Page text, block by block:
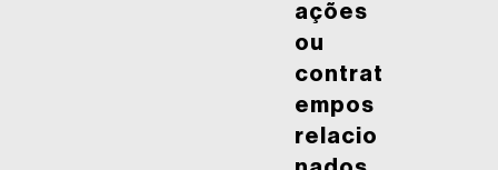
ações
ou
contrat
empos
relacio